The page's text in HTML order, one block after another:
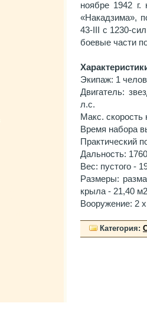
ноябре 1942 г.
«Накадзима»,
43-III с 1230-
боевые части
Экипаж: 1
Двигатель:
л.с.
Макс. скорость
Время набора
Практический
Дальность:
Вес: пустого -
Размеры:
крыла - 21,40
Вооружение: 2
Категория: